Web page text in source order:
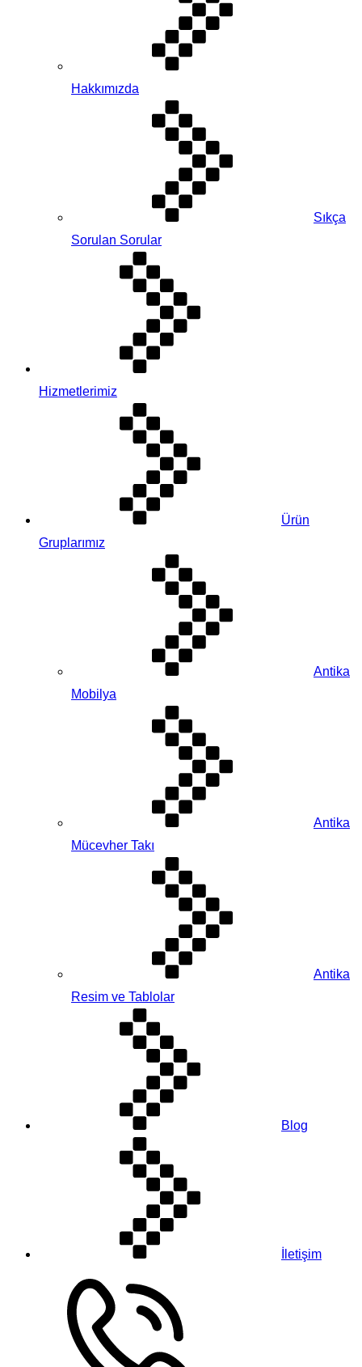
Hakkımızda
Sıkça
Sorulan Sorular
Hizmetlerimiz
Ürün
Gruplarımız
Antika
Mobilya
Antika
Mücevher Takı
Antika
Resim ve Tablolar
Blog
İletişim